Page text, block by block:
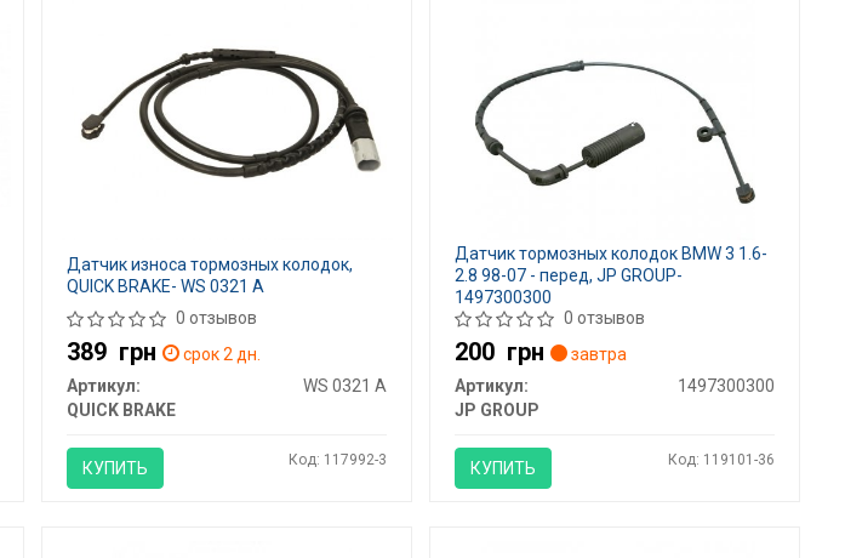
Датчик износа тормозных колодок,
QUICK BRAKE- WS 0321 A
0 отзывов
389 грн
срок 2 дн.
Артикул:
WS 0321 A
QUICK BRAKE
КУПИТЬ Код: 117992-3
Датчик тормозных колодок BMW 3 1.6-
2.8 98-07 - перед, JP GROUP-
1497300300
0 отзывов
200 грн
завтра
Артикул:
1497300300
JP GROUP
КУПИТЬ Код: 119101-36